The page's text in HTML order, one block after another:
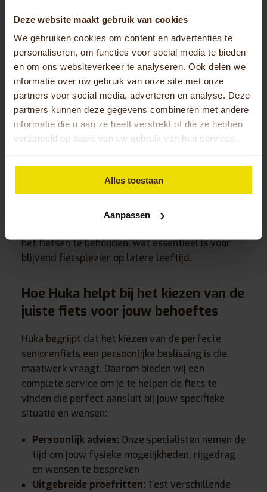
Deze website maakt gebruik van cookies
We gebruiken cookies om content en advertenties te
personaliseren, om functies voor social media te bieden
en om ons websiteverkeer te analyseren. Ook delen we
informatie over uw gebruik van onze site met onze
partners voor social media, adverteren en analyse. Deze
partners kunnen deze gegevens combineren met andere
informatie die u aan ze heeft verstrekt of die ze hebben
verzameld op basis van uw gebruik van hun services.
Alles toestaan
Aanpassen
schemering en donkere dagen.
Het remsysteem verdient bijzondere aandacht.
Hydraulische schijfremmen werken het beste,
omdat ze weinig kracht vragen en betrouwbaar
functioneren. Een extra handrem of parkeerrem
voorkomt dat de fiets wegrijdt bij het opstappen.
Een stabiele constructie betekent een stevig
geven meer grip en comfort op verschillende
wegoppervlakken. Een bel zorgt ervoor dat
andere weggebruikers je opmerken. Deze
veiligheidskenmerken werken samen om
het fietsen te behouden, wat essentieel is voor
blijvend fietsplezier op latere leeftijd.
Hoe Huka helpt bij het kiezen van de
juiste fiets voor jouw behoeftes
Huka begrijpt dat het kiezen van de perfecte
seniorenfiets een persoonlijke beslissing is die
maatwerk vraagt. Daarom bieden wij een
complete service om je te helpen de fiets te
vinden die perfect aansluit bij jouw specifieke
situatie en wensen:
Persoonlijk advies: Onze specialisten nemen de
tijd om jouw fysieke mogelijkheden, rijgedrag
en wensen te bespreken
Uitgebreide proefritten: Test verschillende